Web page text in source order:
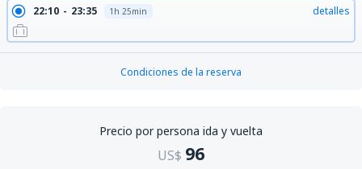
22:10 23:35 1h 25min detalles
Condiciones de la reserva
Precio por persona ida y vuelta
US$ 96